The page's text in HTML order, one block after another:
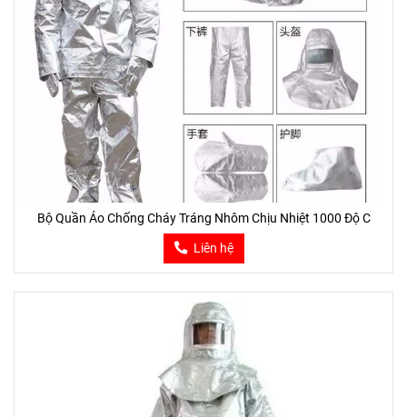
Bộ Quần Áo Chống Cháy Tráng Nhôm Chịu Nhiệt 1000 Độ C
Liên hệ